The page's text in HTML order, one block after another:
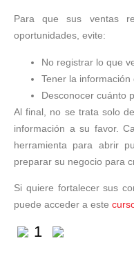
Para que sus ventas
oportunidades, evite:
No registrar lo que
Tener la información
Desconocer cuánto
Al final, no se trata solo
información a su favor.
herramienta para abrir
preparar su negocio para
Si quiere fortalecer sus
puede acceder a este
1